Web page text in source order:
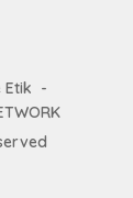
Etik